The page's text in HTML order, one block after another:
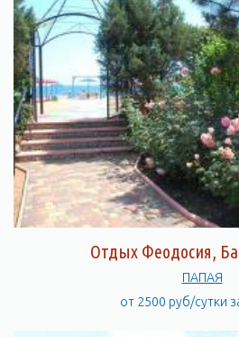
Отдых Феодосия,
ПАПАЯ
от 2500 руб/сутки